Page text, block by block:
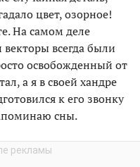
цвет, озорное!
На самом деле
всегда были
освобожденный от
а я в своей хандре
к его звонку
сны.